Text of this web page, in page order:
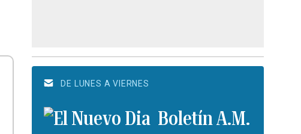
DE LUNES A VIERNES
Boletín A.M.